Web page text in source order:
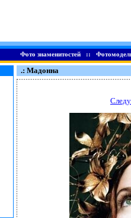
Фото знаменитостей::
.: Мадонна